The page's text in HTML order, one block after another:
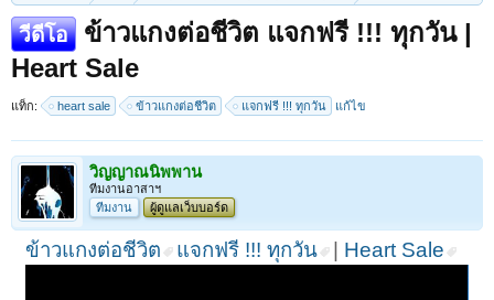
วีดีโอ
ข้าวแกงต่อชีวิต แจกฟรี !!! ทุกวัน |
Heart Sale
แท็ก: heart sale ข้าวแกงต่อชีวิต แจกฟรี !!! ทุกวัน แก้ไข
วิญญาณนิพพาน
ทีมงานอาสาฯ
ทีมงาน
ผู้ดูแลเว็บบอร์ด
ข้าวแกงต่อชีวิต แจกฟรี !!! ทุกวัน Heart Sale